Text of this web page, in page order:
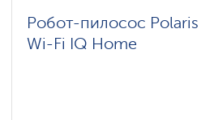
Робот-пилосос Polaris
Wi-Fi IQ Home